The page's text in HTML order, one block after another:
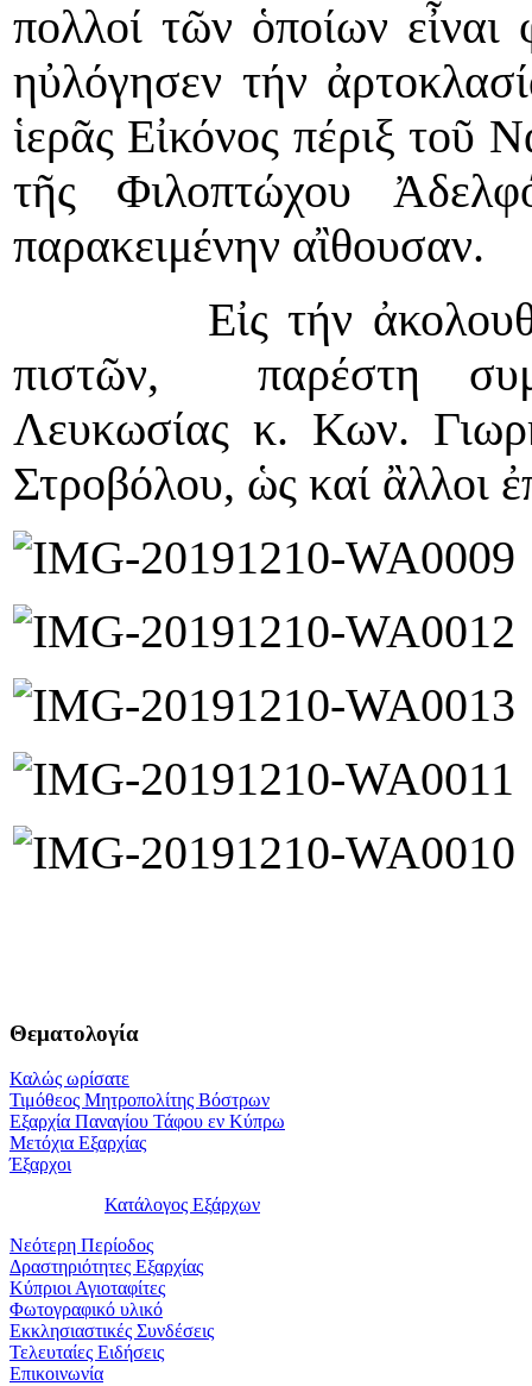
πολλοί τῶν ὁποίων
ηὐλόγησεν τήν
ἱερᾶς Εἰκόνος πέριξ τοῦ
τῆς Φιλοπτώχου
παρακειμένην αἲθουσαν.
Εἰς τήν
πιστῶν, παρέστη
Λευκωσίας κ. Κων.
Στροβόλου, ὡς καί ἂλλοι
Θεματολογία
Καλώς ωρίσατε
Τιμόθεος Μητροπολίτης Βόστρων
Εξαρχία Παναγίου Τάφου εν Κύπρω
Μετόχια Εξαρχίας
Έξαρχοι
Κατάλογος Εξάρχων
Νεότερη Περίοδος
Δραστηριότητες Εξαρχίας
Κύπριοι Αγιοταφίτες
Φωτογραφικό υλικό
Εκκλησιαστικές Συνδέσεις
Τελευταίες Ειδήσεις
Επικοινωνία